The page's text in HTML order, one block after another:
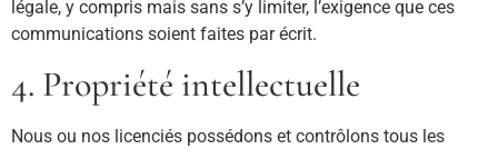
légale, y compris mais sans s’y limiter, l’exigence que ces
communications soient faites par écrit.
4. Propriété intellectuelle
Nous ou nos licenciés possédons et contrôlons tous les